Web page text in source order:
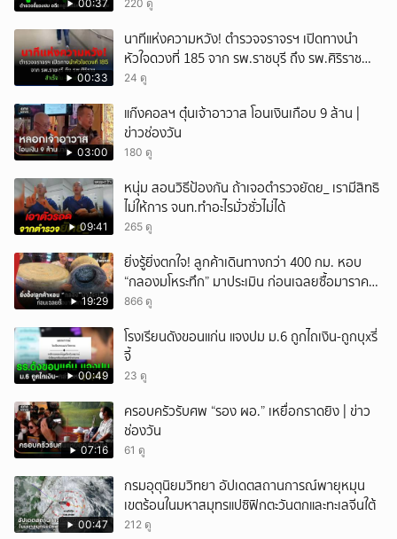
00:37 220 ดู
00:33
นาทีแห่งความหวัง! ตำรวจจราจรฯ เปิดทางนำ
หัวใจดวงที่ 185 จาก รพ.ราชบุรี ถึง รพ.ศิริราช
สำเร็จใน 48 นาที
24 ดู
03:00
แก๊งคอลฯ ตุ๋นเจ้าอาวาส โอนเงินเกือบ 9 ล้าน |
ข่าวช่องวัน
180 ดู
09:41
หนุ่ม สอนวิธีป้องกัน ถ้าเจอตำรวจยัดย_ เรามีสิทธิ
ไม่ให้การ จนท.ทำอะไรมั่วซั่วไม่ได้
265 ดู
19:29
ยิ่งรู้ยิ่งตกใจ! ลูกค้าเดินทางกว่า 400 กม. หอบ
“กลองมโหระทึก” มาประเมิน ก่อนเฉลยซื้อมาราคา
เท่าไหร่?
866 ดู
00:49
โรงเรียนดังขอนแก่น แจงปม ม.6 ถูกไถเงิน-ถูกบุxรี่
จี้
23 ดู
07:16
ครอบครัวรับศพ “รอง ผอ.” เหยื่อกราดยิง | ข่าว
ช่องวัน
61 ดู
00:47
กรมอุตุนิยมวิทยา อัปเดตสถานการณ์พายุหมุน
เขตร้อนในมหาสมุทรแปซิฟิกตะวันตกและทะเลจีนใต้
212 ดู